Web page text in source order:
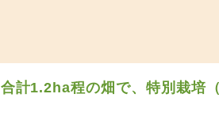
計1.2ha程の畑で、特別栽培